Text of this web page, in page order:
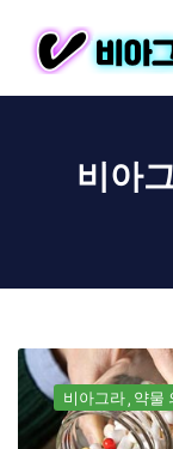
비아
비아그라 약물